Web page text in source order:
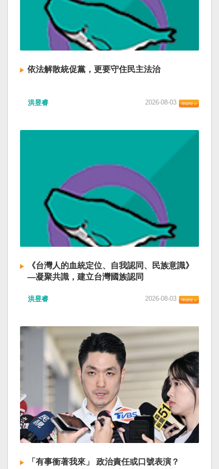
依法解散統促黨，更要守住民主法治
洪昱睿 2026-08-03
《台灣人的血統定位、自我認同、民族意識》
—凝聚共識，建立台灣國族認同
洪昱睿 2026-08-03
「有事衝著我來」 政治責任或口號表演？